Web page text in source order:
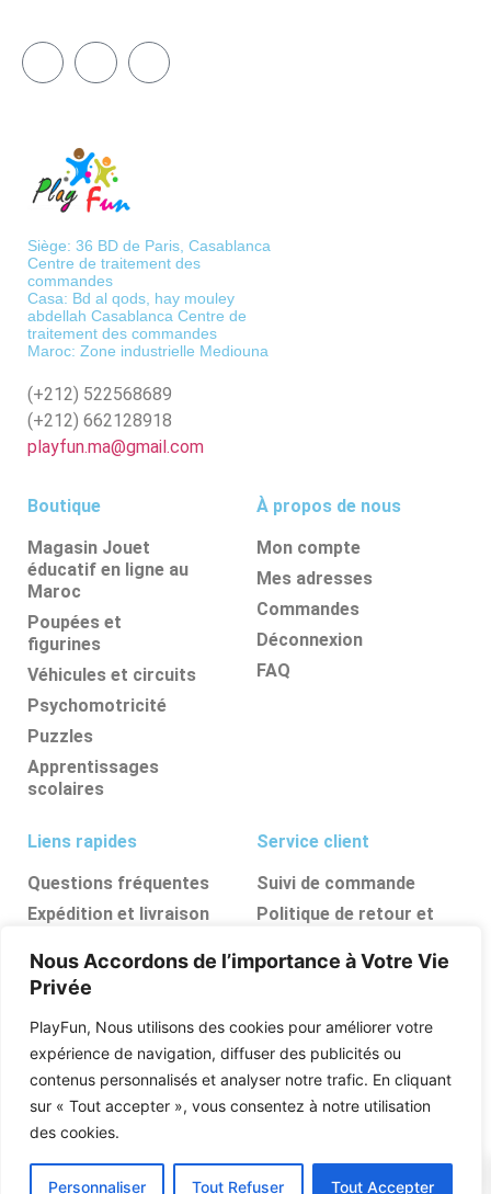
Nous Accordons de l’importance à Votre Vie
Privée
PlayFun, Nous utilisons des cookies pour améliorer votre
expérience de navigation, diffuser des publicités ou
contenus personnalisés et analyser notre trafic. En cliquant
sur « Tout accepter », vous consentez à notre utilisation
des cookies.
Personnaliser Tout Refuser Tout Accepter
Siège: 36 BD de Paris, Casablanca
Centre de traitement des
commandes
Casa: Bd al qods, hay mouley
abdellah Casablanca Centre de
traitement des commandes
Maroc: Zone industrielle Mediouna
(+212) 522568689
(+212) 662128918
playfun.ma@gmail.com
Boutique
Magasin Jouet
éducatif en ligne au
Maroc
Poupées et
figurines
Véhicules et circuits
Psychomotricité
Puzzles
Apprentissages
scolaires
À propos de nous
Mon compte
Mes adresses
Commandes
Déconnexion
FAQ
Liens rapides
Questions fréquentes
Expédition et livraison
remboursements
Ressources, conseils et
astuces
Boutique
Qui sommes nous
Posez vos questions
Service client
Suivi de commande
Politique de retour et
FAQ